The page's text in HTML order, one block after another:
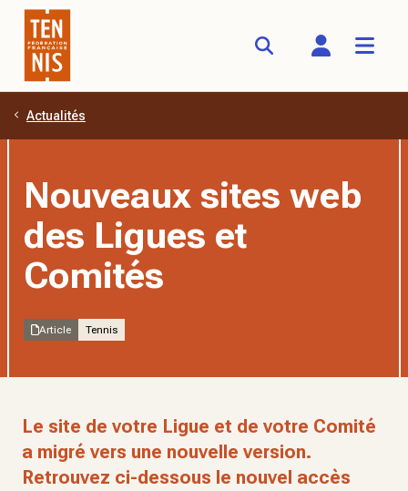
Aller au contenu principal
Actualités
Nouveaux sites web
des Ligues et
Comités
Article Tennis
Le site de votre Ligue et de votre Comité
a migré vers une nouvelle version.
Retrouvez ci-dessous le nouvel accès